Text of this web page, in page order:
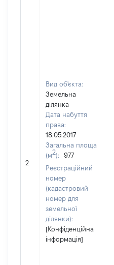
2
Вид об'єкта:
Земельна
ділянка
Дата набуття
права:
18.05.2017
Загальна площа
(м2):
977
Реєстраційний
номер
(кадастровий
номер для
земельної
ділянки):
[Конфіденційна
інформація]